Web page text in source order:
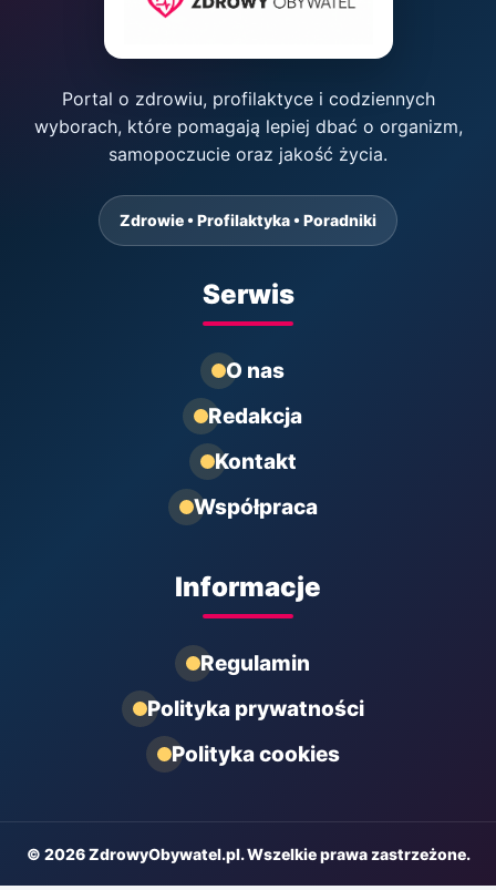
Portal o zdrowiu, profilaktyce i codziennych
wyborach, które pomagają lepiej dbać o organizm,
samopoczucie oraz jakość życia.
Zdrowie • Profilaktyka • Poradniki
Serwis
O nas
Redakcja
Kontakt
Współpraca
Informacje
Regulamin
Polityka prywatności
Polityka cookies
© 2026 ZdrowyObywatel.pl. Wszelkie prawa zastrzeżone.